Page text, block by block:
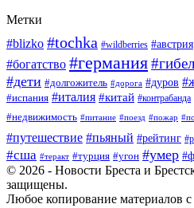
Метки
#blizko #tochka #wildberries #австрия
#богатство #германия
#дети #долгожитель #дорога #дуров
#испания #италия #китай #контрабанда
#недвижимость #питание #поезд #пожар
#путешествие #пьяный #рейтинг
#сша #теракт #турция #угон #умер
© 2026 - Новости Бреста и
защищены.
Любое копирование материалов с